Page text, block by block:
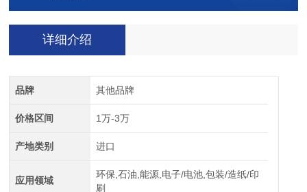
详细介绍
品牌 其他品牌
价格区间 1万-3万
产地类别 进口
应用领域
环保,石油,能源,电子/电池,包装/造纸/印
刷